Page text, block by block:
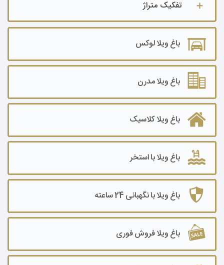
تفکیک متراژ
باغ ویلا ۵۰۰ تا ۱۰۰۰ متر
باغ ویلا ۱۰۰۰ تا ۲۰۰۰ متر
باغ ویلا ۲۰۰۰ تا ۳۰۰۰ متر
باغ ویلا۳۰۰۰ تا ۵۰۰۰ متر
باغ ویلا ۵۰۰۰ تا ۷۰۰۰ متر
باغ ویلا ۷۰۰۰ تا ۱۰۰۰۰ متر
باغ ویلا ۱۰۰۰۰ متر به بالا
باغ ویلا لوکس
باغ ویلا مدرن
باغ ویلا کلاسیک
باغ ویلا با استخر
باغ ویلا با نگهبانی 24 ساعته
باغ ویلا فروش فوری